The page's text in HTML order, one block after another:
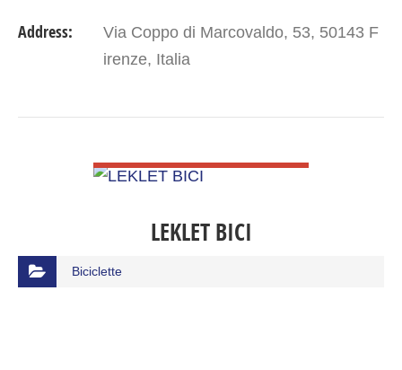
Address:
Via Coppo di Marcovaldo, 53, 50143 F
irenze, Italia
LEKLET BICI
Biciclette